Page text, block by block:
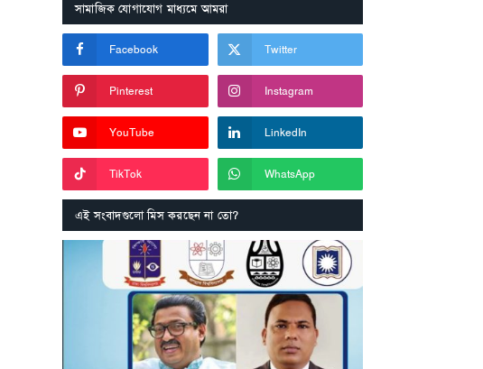
সামাজিক যোগাযোগ মাধ্যমে আমরা
Facebook Twitter
Pinterest Instagram
YouTube LinkedIn
TikTok WhatsApp
এই সংবাদগুলো মিস করছেন না তো?